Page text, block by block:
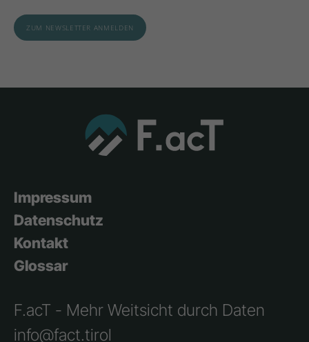
Impressum
Datenschutz
Kontakt
Glossar
F.acT - Mehr Weitsicht durch Daten
info@fact.tirol